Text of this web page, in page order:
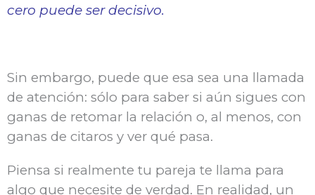
cero puede ser decisivo.
Sin embargo, puede que esa sea una llamada
de atención: sólo para saber si aún sigues con
ganas de retomar la relación o, al menos, con
ganas de citaros y ver qué pasa.
Piensa si realmente tu pareja te llama para
algo que necesite de verdad. En realidad, un